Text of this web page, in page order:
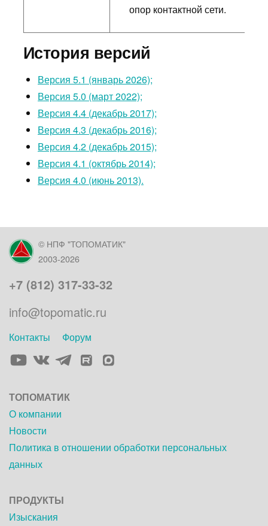
опор контактной сети.
История версий
Версия 5.1 (январь 2026);
Версия 5.0 (март 2022);
Версия 4.4 (декабрь 2017);
Версия 4.3 (декабрь 2016);
Версия 4.2 (декабрь 2015);
Версия 4.1 (октябрь 2014);
Версия 4.0 (июнь 2013).
© НПФ "ТОПОМАТИК"
2003-2026
+7 (812) 317-33-32
info@topomatic.ru
Контакты
Форум
ЭлементЭлемент
ЭлементЭлемент
ТОПОМАТИК
О компании
Новости
Политика в отношении обработки персональных
данных
ПРОДУКТЫ
Изыскания